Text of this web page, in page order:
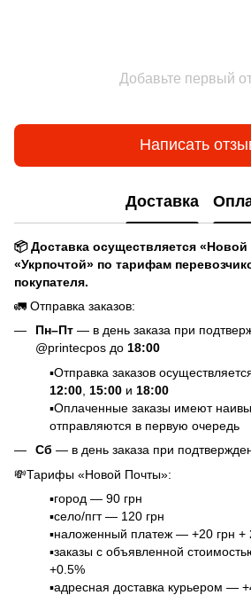
Добавьте первый
Написать
Доставка
📦 Доставка осуществляется
«Укрпочтой» по тарифам
покупателя.
🚛 Отправка заказов:
Пн–Пт — в день заказа при
@printecpos до 18:00
▪️Отправка заказов
12:00 15:00 и 18:00
▪️Оплаченные заказы имеют
отправляются в первую очередь
Сб — в день заказа при
💸Тарифы «Новой Почты»:
▪️город — 90 грн
▪️село/пгт — 120 грн
▪️наложенный платеж — +20 грн +
▪️заказы с объявленной
+0.5%
▪️адресная доставка курьером —